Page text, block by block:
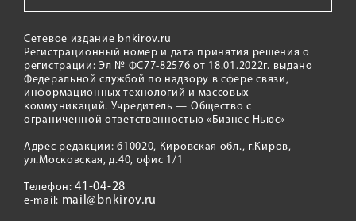
Сетевое издание bnkirov.ru
Регистрационный номер и дата принятия решения о
регистрации: Эл № ФС77-82576 от 18.01.2022г. выдано
Федеральной службой по надзору в сфере связи,
информационных технологий и массовых
коммуникаций. Учредитель — Общество с
ограниченной ответственностью «Бизнес Ньюс»
Адрес редакции: 610020, Кировская обл., г.Киров,
ул.Московская, д.40, офис 1/1
Телефон:41-04-28
e-mail: mail@bnkirov.ru